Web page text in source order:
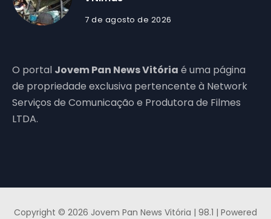
7 de agosto de 2026
O portal Jovem Pan News Vitória é uma página
de propriedade exclusiva pertencente à Network
Serviços de Comunicação e Produtora de Filmes
LTDA.
Copyright © 2026 Jovem Pan News Vitória | 98.1 | Powered